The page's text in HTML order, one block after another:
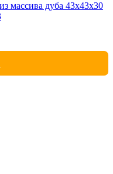
массива дуба 43х43х30